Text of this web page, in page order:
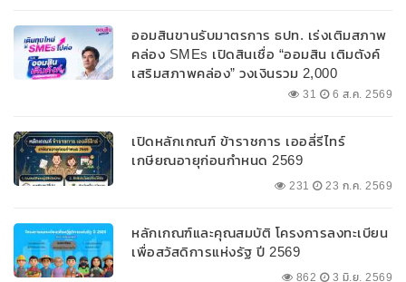
ออมสินขานรับมาตรการ ธปท. เร่งเติมสภาพ
คล่อง SMEs เปิดสินเชื่อ “ออมสิน เติมตังค์
เสริมสภาพคล่อง” วงเงินรวม 2,000
ลบ.สนับสนุนเงินทุนหมุนเวียนวงเงินกู้สูงสุด
31 6 ส.ค. 2569
เปิดหลักเกณฑ์ ข้าราชการ เออลี่รีไทร์
เกษียณอายุก่อนกำหนด 2569
231 23 ก.ค. 2569
หลักเกณฑ์และคุณสมบัติ โครงการลงทะเบียน
เพื่อสวัสดิการแห่งรัฐ ปี 2569
862 3 มิ.ย. 2569